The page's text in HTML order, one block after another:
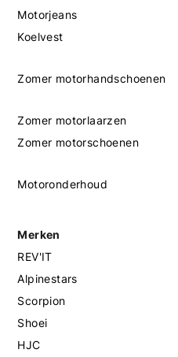
Motorjeans
Koelvest
Zomer motorhandschoenen
Zomer motorlaarzen
Zomer motorschoenen
Motoronderhoud
Merken
REV'IT
Alpinestars
Scorpion
Shoei
HJC